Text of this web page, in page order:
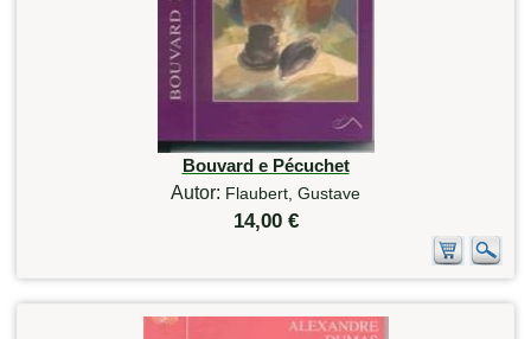
Bouvard e Pécuchet
Autor: Flaubert, Gustave
14,00 €